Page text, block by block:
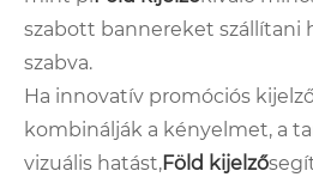
szabott bannereket szállítani
szabva.
Ha innovatív promóciós
kombinálják a kényelmet, a
vizuális hatást,Föld kijelző